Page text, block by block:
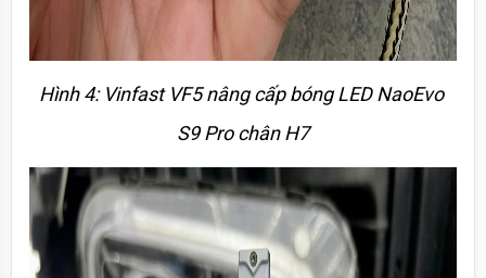
Hình 4: Vinfast VF5 nâng cấp bóng LED NaoEvo
S9 Pro chân H7